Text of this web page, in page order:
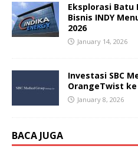
Eksplorasi
Bisnis INDY
2026
January 14, 2026
Investasi SBC
OrangeTwist ke
January 8, 2026
BACA JUGA